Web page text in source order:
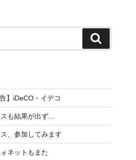
索
】iDeCO・イデコ
も結果が出ず…
、参加してみます
ネットもまた